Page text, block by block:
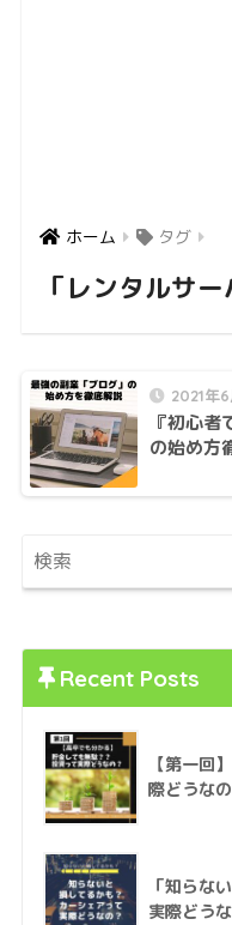
ホーム タグ
「レンタルサ
2021年6
『初心者
の始め方
Recent Posts
【第一回
際どうなの
「知らな
実際どうな